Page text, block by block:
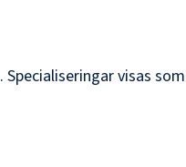
. Specialiseringar visas